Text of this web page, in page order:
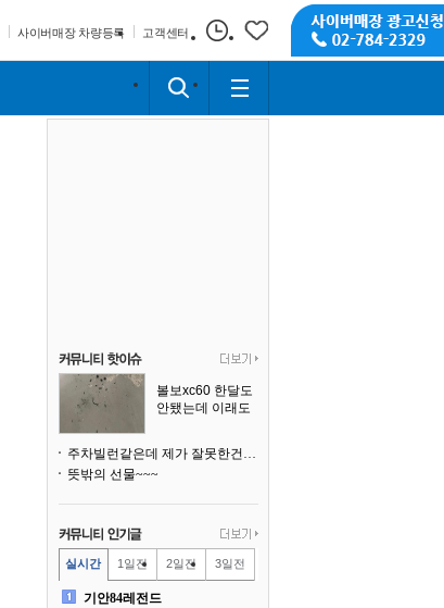
사이버매장 차량등록 고객센터
볼보xc60 한달도
안됐는데 이래도
주차빌런같은데 제가 잘못한건가요
뜻밖의 선물~~~
실시간 1일전 2일전 3일전
기안84레전드